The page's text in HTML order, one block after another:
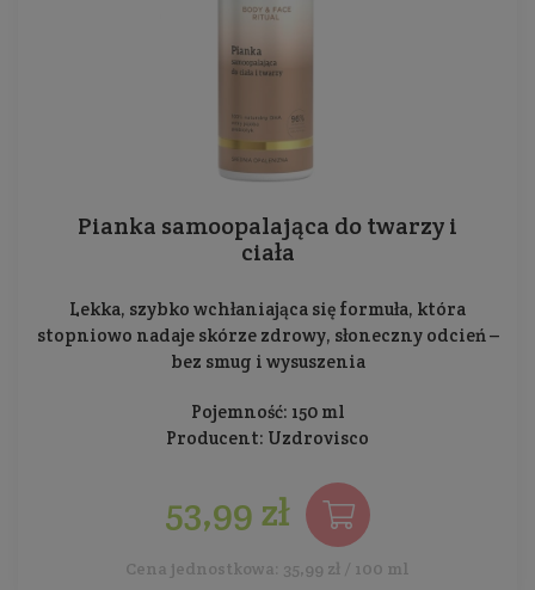
Pianka samoopalająca do twarzy i
ciała
Lekka, szybko wchłaniająca się formuła, która
stopniowo nadaje skórze zdrowy, słoneczny odcień –
bez smug i wysuszenia
Pojemność: 150 ml
Producent: Uzdrovisco
53,99 zł
Cena jednostkowa: 35,99 zł / 100 ml